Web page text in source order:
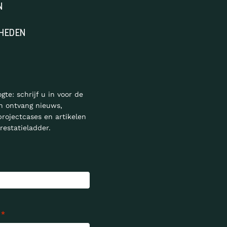
schrijf u in voor de
ontvang nieuws,
en artikelen
*